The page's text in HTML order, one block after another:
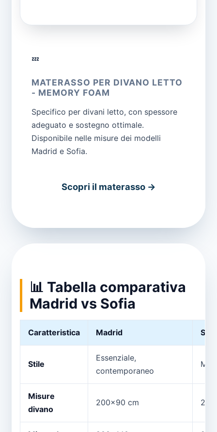
💤
MATERASSO PER DIVANO LETTO
- MEMORY FOAM
Specifico per divani letto, con spessore
adeguato e sostegno ottimale.
Disponibile nelle misure dei modelli
Madrid e Sofia.
Scopri il materasso →
📊 Tabella comparativa
Madrid vs Sofia
Caratteristica Madrid
Stile
Essenziale,
contemporaneo
Misure
divano
200x90 cm